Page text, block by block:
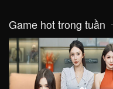
Game hot trong tuần
VIEW